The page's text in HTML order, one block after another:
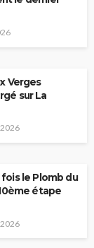
Verges
sur La
le Plomb du
étape